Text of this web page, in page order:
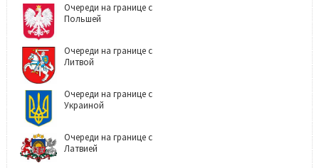
Очереди на границе с
Польшей
Очереди на границе с
Литвой
Очереди на границе с
Украиной
Очереди на границе с
Латвией